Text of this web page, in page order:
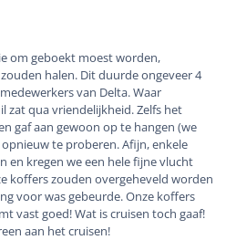
om geboekt moest worden,
halen. Dit duurde ongeveer 4
van Delta. Waar
zat qua vriendelijkheid. Zelfs het
gaf aan gewoon op te hangen (we
te proberen. Afijn, enkele
en kregen we een hele fijne vlucht
koffers zouden overgeheveld worden
voor was gebeurde. Onze koffers
vast goed! Wat is cruisen toch gaaf!
aan het cruisen!